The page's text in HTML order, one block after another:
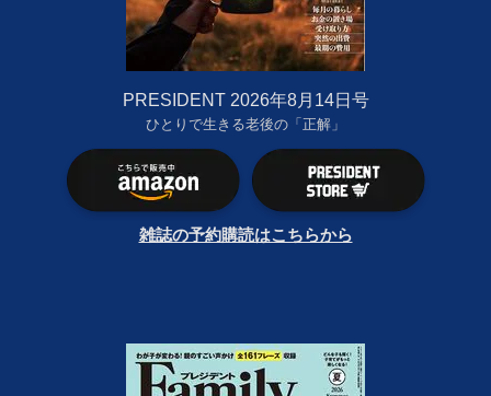
PRESIDENT 2026年8月14日号
ひとりで生きる老後の「正解」
雑誌の予約購読はこちらから